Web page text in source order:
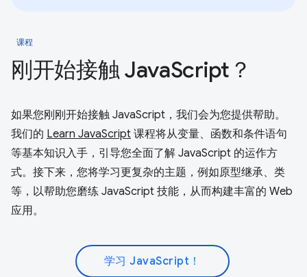
课程
刚开始接触 JavaScript？
如果您刚刚开始接触 JavaScript，我们会为您提供帮助。
我们的 Learn JavaScript 课程将从变量、函数和条件语句
等基本知识入手，引导您全面了解 JavaScript 的运作方
式。接下来，您将学习更复杂的主题，例如原型继承、类
等，以帮助您磨练 JavaScript 技能，从而构建丰富的 Web
应用。
学习 JavaScript！